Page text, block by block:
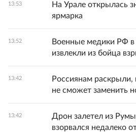
13:53
На Урале открылась
ярмарка
13:52
Военные медики РФ
извлекли из бойца
13:42
Россиянам раскрыли,
не сможет заменить
13:42
Дрон залетел из
взорвался недалеко